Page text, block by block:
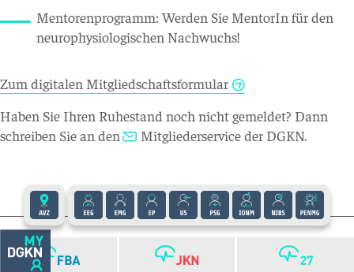
Mentorenprogramm: Werden Sie MentorIn für den
neurophysiologischen Nachwuchs!
Zum digitalen Mitgliedschaftsformular
Haben Sie Ihren Ruhestand noch nicht gemeldet? Dann
schreiben Sie an den
Mitgliederservice der DGKN.